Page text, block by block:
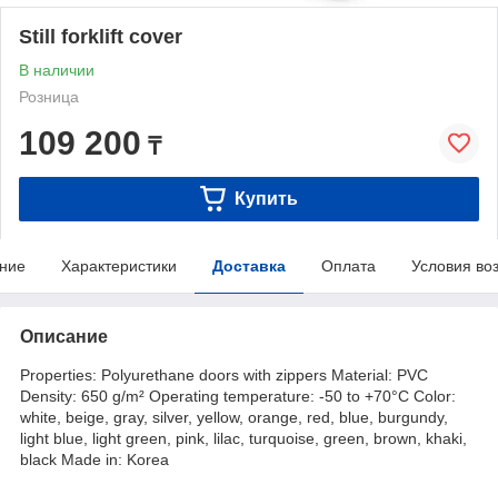
Still forklift cover
В наличии
Розница
109 200 ₸
Купить
Характеристики Доставка Оплата Условия
Описание
Properties: Polyurethane doors with zippers Material: PVC
Density: 650 g/m² Operating temperature: -50 to +70°C Color:
white, beige, gray, silver, yellow, orange, red, blue, burgundy,
light blue, light green, pink, lilac, turquoise, green, brown, khaki,
black Made in: Korea